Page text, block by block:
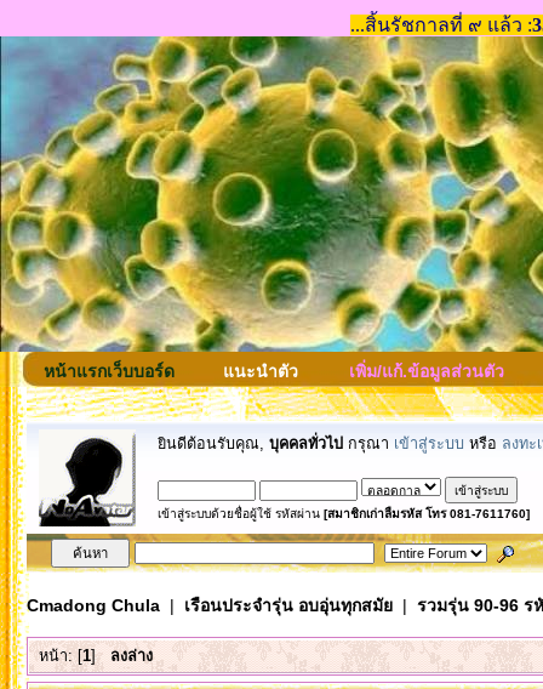
หน้าแรกเว็บบอร์ด แนะนำตัว เพิ่ม/แก้.ข้อมูลส่วนตัว
ยินดีต้อนรับคุณ, บุคคลทั่วไป กรุณา เข้าสู่ระบบ หรือ ลงทะ
เข้าสู่ระบบด้วยชื่อผู้ใช้ รหัสผ่าน [สมาชิกเก่าลืมรหัส โทร 081-7611760]
Cmadong Chula| เรือนประจำรุ่น อบอุ่นทุกสมัย| รวมรุ่น 90-96 ร
หน้า: [1] ลงล่าง